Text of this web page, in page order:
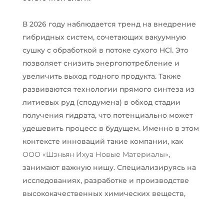
В 2026 году наблюдается тренд на внедрение
гибридных систем, сочетающих вакуумную
сушку с обработкой в потоке сухого HCl. Это
позволяет снизить энергопотребление и
увеличить выход годного продукта. Также
развиваются технологии прямого синтеза из
литиевых руд (сподумена) в обход стадии
получения гидрата, что потенциально может
удешевить процесс в будущем. Именно в этом
контексте инноваций такие компании, как
ООО «Шэньян Ихуа Новые Материалы»,
занимают важную нишу. Специализируясь на
исследованиях, разработке и производстве
высококачественных химических веществ,